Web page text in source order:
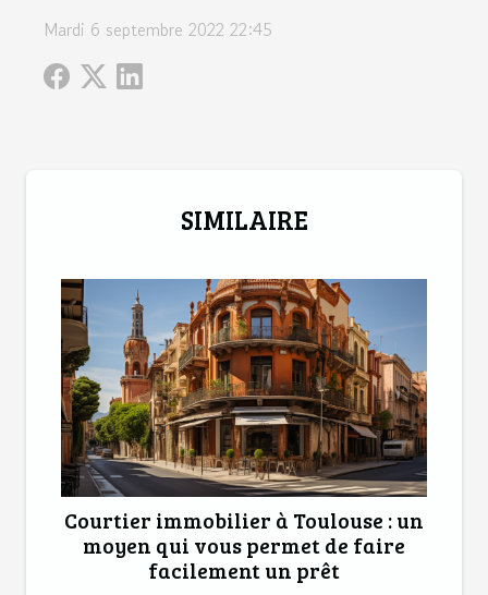
SIMILAIRE
Courtier immobilier à Toulouse : un
moyen qui vous permet de faire
facilement un prêt
Mardi 6 septembre 2022 22:45